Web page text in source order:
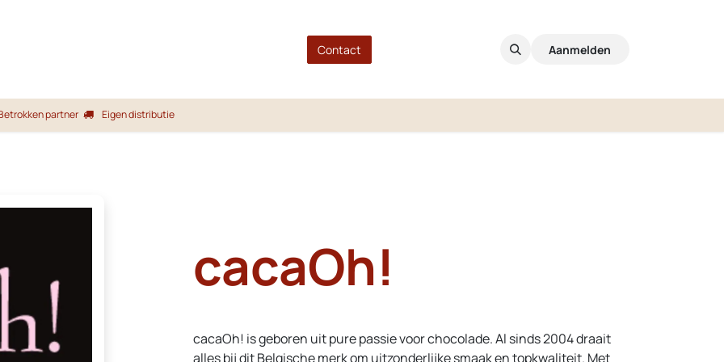
Contact Aanmelden
partner Eigen distributie
cacaOh!
cacaOh! is geboren uit pure passie voor chocolade. Al sinds 2004 draait
alles bij dit Belgische merk om uitzonderlijke smaak en topkwaliteit. Met